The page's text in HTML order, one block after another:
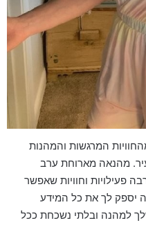
המרגשות והמהנות
מהנאה מארוחת ערב
פעילויות וחוויות שאפשר
יספק לך את כל המידע
למהנה ובלתי נשכחת ככל